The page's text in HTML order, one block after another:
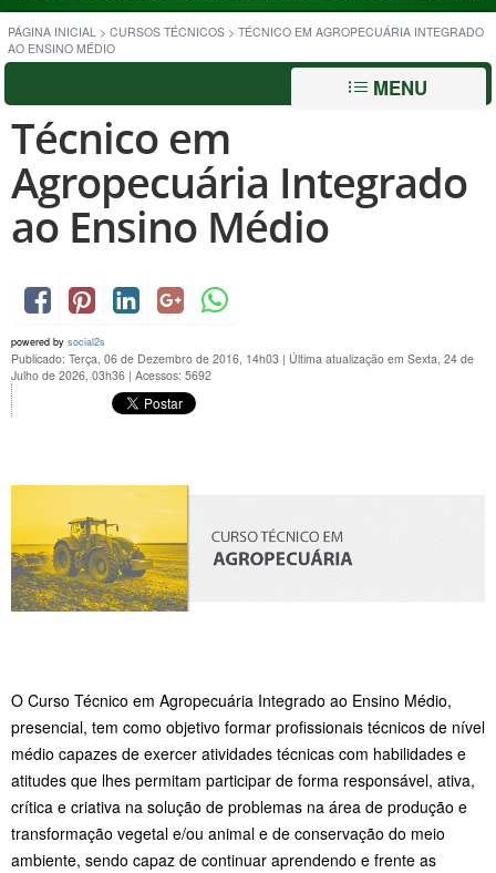
PÁGINA INICIAL > CURSOS TÉCNICOS > TÉCNICO EM AGROPECUÁRIA INTEGRADO
AO ENSINO MÉDIO
MENU
Técnico em
Agropecuária Integrado
ao Ensino Médio
powered by social2s
Publicado: Terça, 06 de Dezembro de 2016, 14h03 | Última atualização em Sexta, 24 de
Julho de 2026, 03h36 | Acessos: 5692
O Curso Técnico em Agropecuária Integrado ao Ensino Médio,
presencial, tem como objetivo formar profissionais técnicos de nível
médio capazes de exercer atividades técnicas com habilidades e
atitudes que lhes permitam participar de forma responsável, ativa,
crítica e criativa na solução de problemas na área de produção e
transformação vegetal e/ou animal e de conservação do meio
ambiente, sendo capaz de continuar aprendendo e frente as